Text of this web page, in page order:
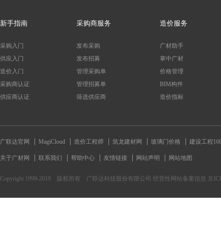
新手指南
采购入门
供应入门
造价入门
采购商认证
供应商认证
采购商服务
发布采购
发布招募
管理采购单
管理招募单
筛选供应商
造价服务
广材助手
掌中广材
价格管理
BIM构件
造价指标
广联达官网 MagiCloud 造价工程师 筑龙建材网 玻璃门价格 建设工程
关于广材网 联系我们 帮助中心 友情链接 网站声明 网站地图
Copyright 1999-2019 版权所有 广联达科技股份有限公司 经营性网站备案信息 京